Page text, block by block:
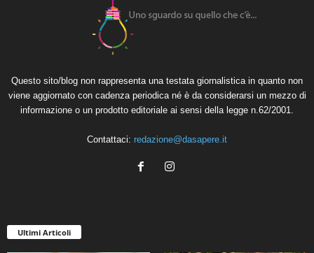
Questo sito/blog non rappresenta una testata giornalistica in quanto non
viene aggiornato con cadenza periodica né è da considerarsi un mezzo di
informazione o un prodotto editoriale ai sensi della legge n.62/2001.
Contattaci: redazione@dasapere.it
Ultimi Articoli